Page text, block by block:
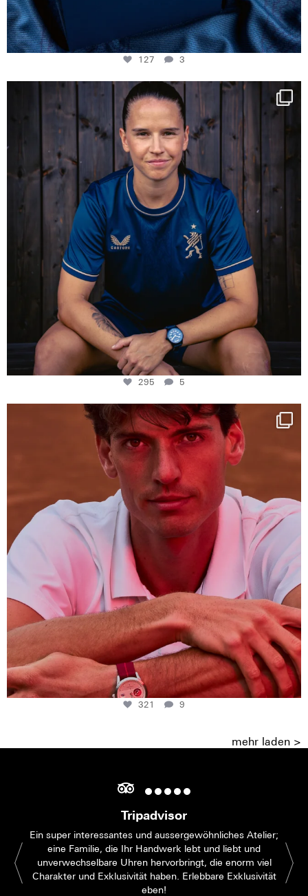
127 3
NIE USENAND GAH
Some anniversaries
295
5
295 5
One last dance at home
This week at...
321
9
321 9
mehr laden >
Tripadvisor
Ein super interessantes und aussergewöhnliches Atelier;
eine Familie, die Ihr Handwerk lebt und liebt und
unverwechselbare Uhren hervorbringt, die enorm viel
Charakter und Exklusivität haben. Erlebbare Exklusivität
eben!